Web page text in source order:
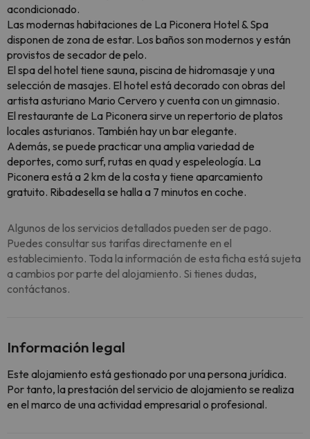
acondicionado.
Las modernas habitaciones de La Piconera Hotel & Spa
disponen de zona de estar. Los baños son modernos y están
provistos de secador de pelo.
El spa del hotel tiene sauna, piscina de hidromasaje y una
selección de masajes. El hotel está decorado con obras del
artista asturiano Mario Cervero y cuenta con un gimnasio.
El restaurante de La Piconera sirve un repertorio de platos
locales asturianos. También hay un bar elegante.
Además, se puede practicar una amplia variedad de
deportes, como surf, rutas en quad y espeleología. La
Piconera está a 2 km de la costa y tiene aparcamiento
gratuito. Ribadesella se halla a 7 minutos en coche.
Algunos de los servicios detallados pueden ser de pago.
Puedes consultar sus tarifas directamente en el
establecimiento. Toda la información de esta ficha está sujeta
a cambios por parte del alojamiento. Si tienes dudas,
contáctanos.
Información legal
Este alojamiento está gestionado por una persona jurídica.
Por tanto, la prestación del servicio de alojamiento se realiza
en el marco de una actividad empresarial o profesional.